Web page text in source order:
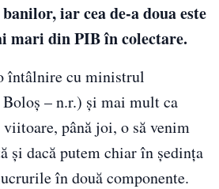
iar cea de-a doua este
mari din PIB în colectare.
întâlnire cu ministrul
– n.r.) şi mai mult ca
viitoare, până joi, o să venim
şi dacă putem chiar în şedinţa
în două componente.